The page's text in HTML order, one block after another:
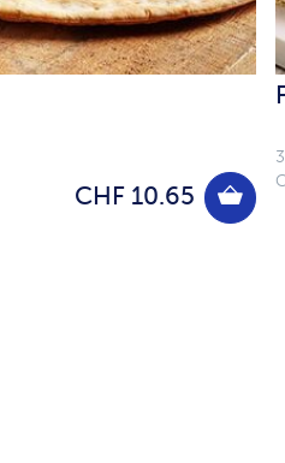
CHF 10.65